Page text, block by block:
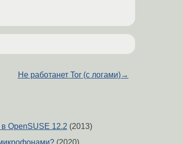
Не работанет Tor (с логами)→
OpenSUSE 12.2 (2013)